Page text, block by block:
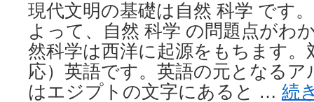
現代文明の基礎は自然 科学 です
よって、自然 科学 の問題点がわ
然科学は西洋に起源をもちます。
応）英語です。英語の元となる
はエジプトの文字にあると … 続